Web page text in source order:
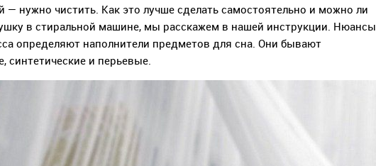
— нужно чистить. Как это лучше сделать самостоятельно и можно ли
в стиральной машине, мы расскажем в нашей инструкции. Нюансы
определяют наполнители предметов для сна. Они бывают
синтетические и перьевые.